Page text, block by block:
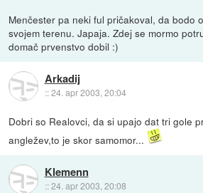
Menčester pa neki ful pričakoval, da bodo
svojem terenu. Japaja. Zdej se mormo
domač prvenstvo dobil :)
Arkadij
::24. apr 2003, 20:04
Dobri so Realovci, da si upajo dat tri gole
angležev,to je skor samomor...
Klemenn
::24. apr 2003, 20:08